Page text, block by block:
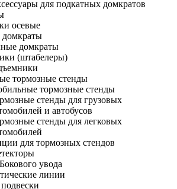
для подкатных домкратов
осевые
домкраты
домкраты
(штабелеры)
тормозные стенды
тормозные стенды
стенды для грузовых
и автобусов
стенды для легковых
для тормозных стендов
увода
линии